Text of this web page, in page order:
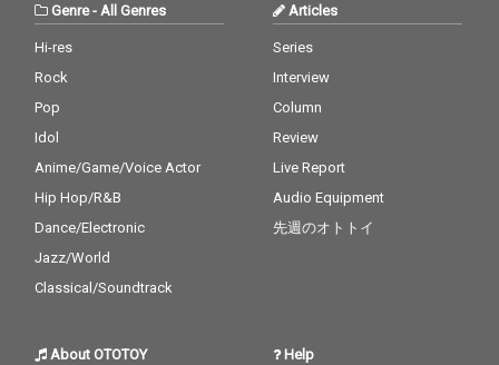
Genre- All Genres
Hi-res
Rock
Pop
Idol
Anime/Game/Voice Actor
Hip Hop/R&B
Dance/Electronic
Jazz/World
Classical/Soundtrack
Articles
Series
Interview
Column
Review
Live Report
Audio Equipment
先週のオトトイ
About OTOTOY Help